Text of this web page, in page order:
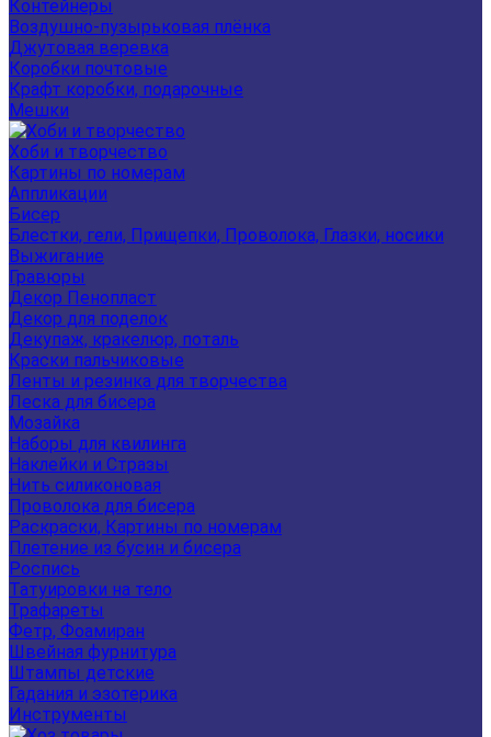
Контейнеры
Воздушно-пузырьковая плёнка
Джутовая веревка
Коробки почтовые
Крафт коробки, подарочные
Мешки
Хоби и творчество
Картины по номерам
Аппликации
Бисер
Блестки, гели, Прищепки, Проволока, Глазки, носики
Выжигание
Гравюры
Декор Пенопласт
Декор для поделок
Декупаж, кракелюр, поталь
Краски пальчиковые
Ленты и резинка для творчества
Леска для бисера
Мозайка
Наборы для квилинга
Наклейки и Стразы
Нить силиконовая
Проволока для бисера
Раскраски, Картины по номерам
Плетение из бусин и бисера
Роспись
Татуировки на тело
Трафареты
Фетр, Фоамиран
Швейная фурнитура
Штампы детские
Гадания и эзотерика
Инструменты